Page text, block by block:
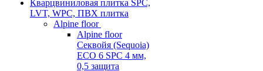
Кварцвиниловая плитка SPC,
LVT, WPC, ПВХ плитка
Alpine floor
Alpine floor
Секвойя (Sequoia)
ECO 6 SPC 4 мм,
0,5 защита